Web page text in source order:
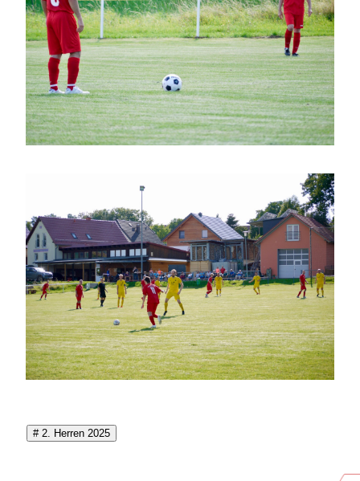
# 2. Herren 2025